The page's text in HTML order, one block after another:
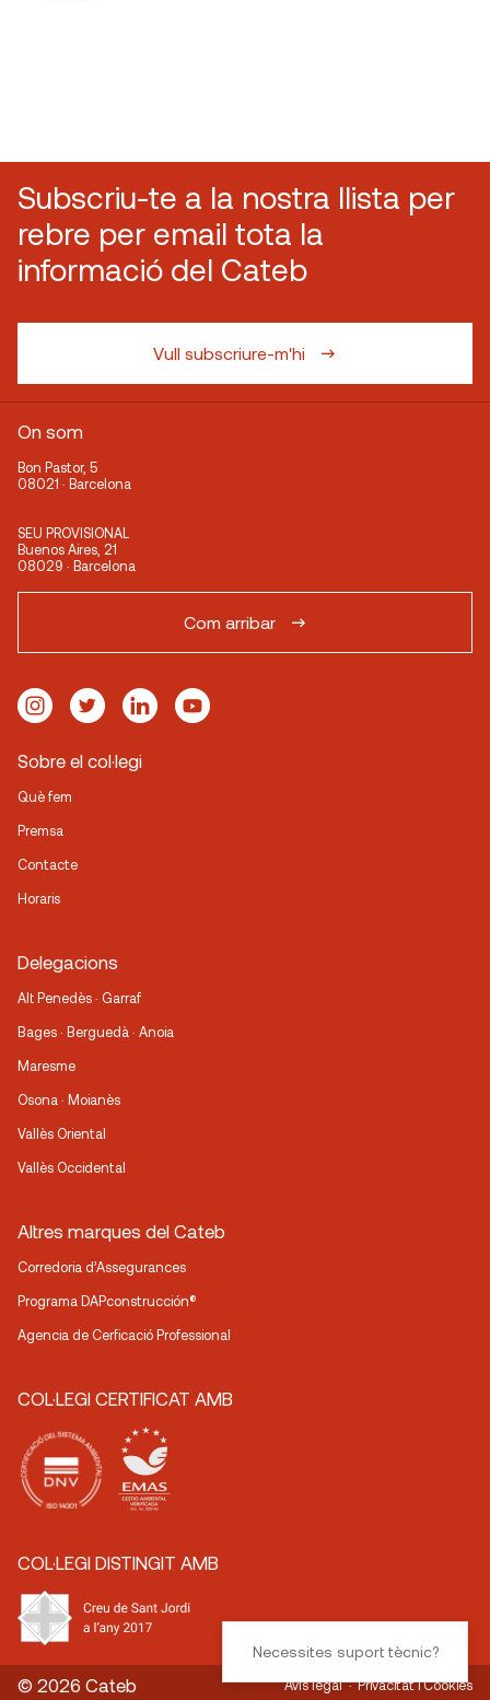
Subscriu-te a la nostra llista per
rebre per email tota la
informació del Cateb
Vull subscriure-m'hi
On som
Bon Pastor, 5
08021 · Barcelona
SEU PROVISIONAL
Buenos Aires, 21
08029 · Barcelona
Com arribar
Sobre el col·legi
Què fem
Premsa
Contacte
Horaris
Delegacions
Alt Penedès · Garraf
Bages · Berguedà · Anoia
Maresme
Osona · Moianès
Vallès Oriental
Vallès Occidental
Altres marques del Cateb
Corredoria d’Assegurances
Programa DAPconstrucción®
Agencia de Cerficació Professional
COL·LEGI CERTIFICAT AMB
COL·LEGI DISTINGIT AMB
© 2026 Cateb Avís legal Privacitat i Cookies
Necessites suport tècnic?